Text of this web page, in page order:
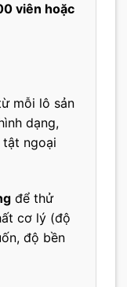
viên hoặc
mỗi lô sản
dạng,
ngoại
để thử
cơ lý (độ
độ bền